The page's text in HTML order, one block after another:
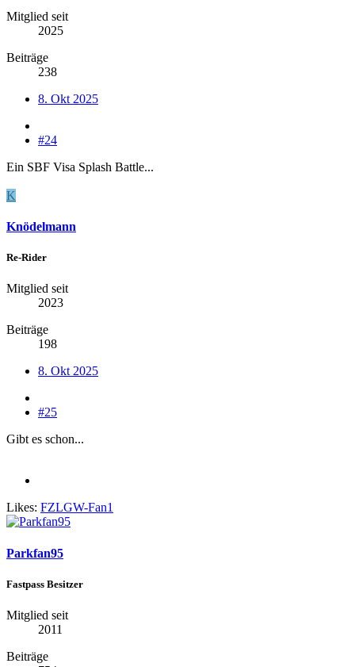
Mitglied seit
2025
Beiträge
238
8. Okt 2025
#24
Ein SBF Visa Splash Battle...
K
Knödelmann
Re-Rider
Mitglied seit
2023
Beiträge
198
8. Okt 2025
#25
Gibt es schon...
Likes: FZLGW-Fan1
Parkfan95
Fastpass Besitzer
Mitglied seit
2011
Beiträge